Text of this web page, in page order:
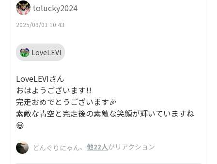
tolucky2024
2025/09/01 10:43
LoveLEVI
LoveLEVIさん
おはようございます!!
完走おめでとうございます🎉
素敵な青空と完走後の素敵な笑顔が輝いていますね
😃
どんぐりにゃん、 他22人がリアクション